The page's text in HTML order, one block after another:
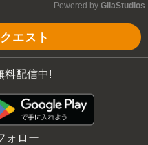
Powered by GliaStudios
エスト
料配信中!
ォロー